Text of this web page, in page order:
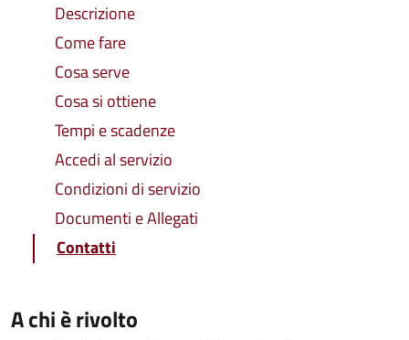
Descrizione
Come fare
Cosa serve
Cosa si ottiene
Tempi e scadenze
Accedi al servizio
Condizioni di servizio
Documenti e Allegati
Contatti
A chi è rivolto